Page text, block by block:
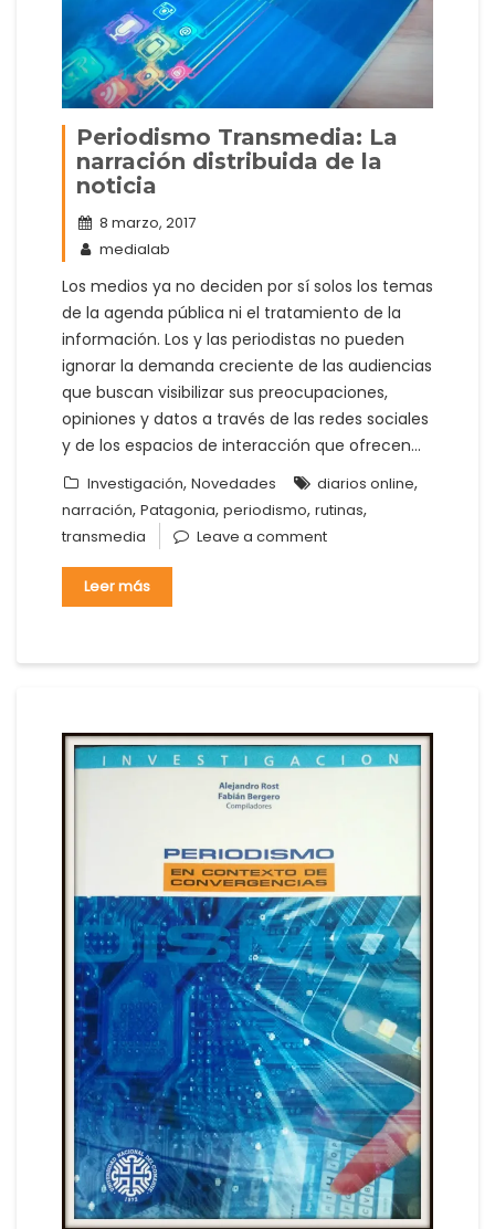
Periodismo Transmedia: La
narración distribuida de la
noticia
8 marzo, 2017
medialab
Los medios ya no deciden por sí solos los temas
de la agenda pública ni el tratamiento de la
información. Los y las periodistas no pueden
ignorar la demanda creciente de las audiencias
que buscan visibilizar sus preocupaciones,
opiniones y datos a través de las redes sociales
y de los espacios de interacción que ofrecen…
Investigación, Novedades diarios online,
narración, Patagonia, periodismo, rutinas,
transmedia Leave a comment
Leer más